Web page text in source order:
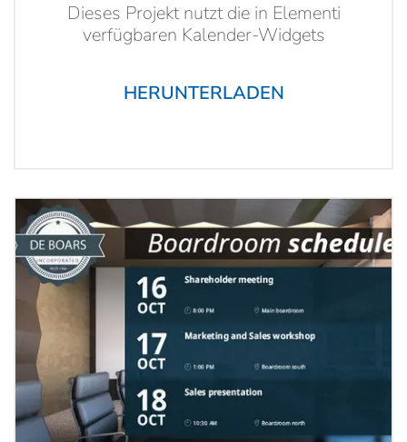
Dieses Projekt nutzt die in Elementi
verfügbaren Kalender-Widgets
HERUNTERLADEN